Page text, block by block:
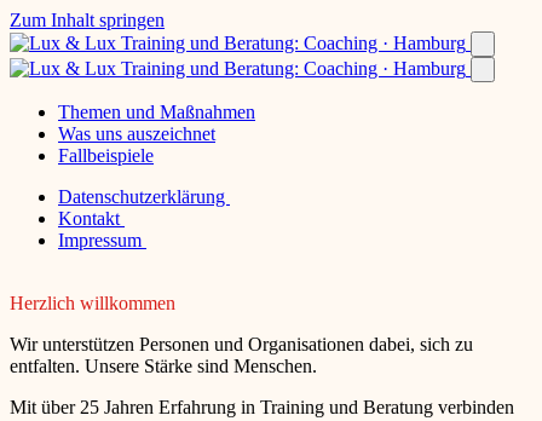
Zum Inhalt springen
Themen und Maßnahmen
Was uns auszeichnet
Fallbeispiele
Datenschutzerklärung
Kontakt
Impressum
Herzlich willkommen
Wir unterstützen Personen und Organisationen dabei, sich zu
entfalten. Unsere Stärke sind Menschen.
Mit über 25 Jahren Erfahrung in Training und Beratung verbinden